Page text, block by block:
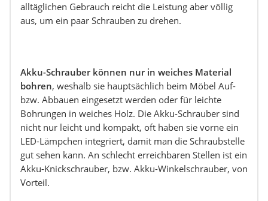
alltäglichen Gebrauch reicht die Leistung aber völlig
aus, um ein paar Schrauben zu drehen.
Akku-Schrauber können nur in weiches Material
bohren, weshalb sie hauptsächlich beim Möbel Auf-
bzw. Abbauen eingesetzt werden oder für leichte
Bohrungen in weiches Holz. Die Akku-Schrauber sind
nicht nur leicht und kompakt, oft haben sie vorne ein
LED-Lämpchen integriert, damit man die Schraubstelle
gut sehen kann. An schlecht erreichbaren Stellen ist ein
Akku-Knickschrauber, bzw. Akku-Winkelschrauber, von
Vorteil.